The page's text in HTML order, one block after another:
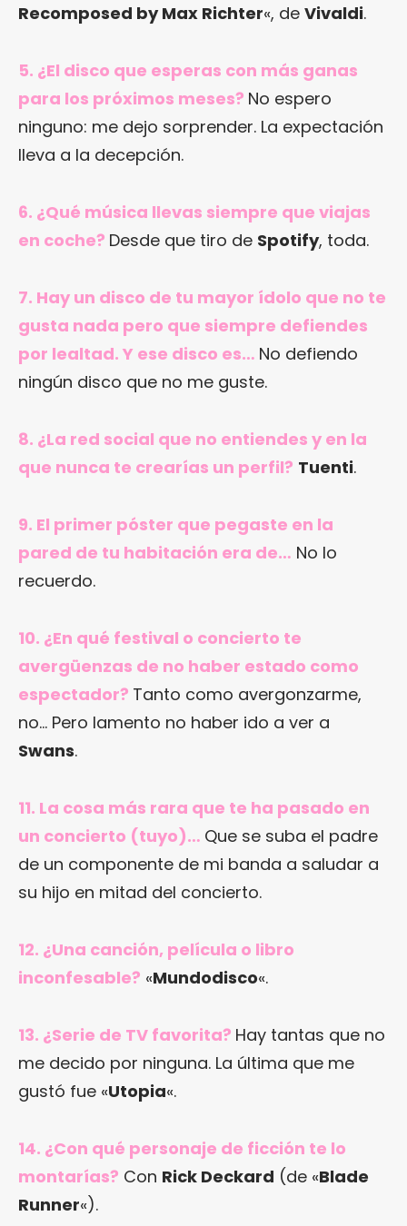
Recomposed by Max Richter«, de Vivaldi.
5. ¿El disco que esperas con más ganas
para los próximos meses? No espero
ninguno: me dejo sorprender. La expectación
lleva a la decepción.
6. ¿Qué música llevas siempre que viajas
en coche? Desde que tiro de Spotify, toda.
7. Hay un disco de tu mayor ídolo que no te
gusta nada pero que siempre defiendes
por lealtad. Y ese disco es… No defiendo
ningún disco que no me guste.
8. ¿La red social que no entiendes y en la
que nunca te crearías un perfil? Tuenti.
9. El primer póster que pegaste en la
pared de tu habitación era de… No lo
recuerdo.
10. ¿En qué festival o concierto te
avergüenzas de no haber estado como
espectador? Tanto como avergonzarme,
no… Pero lamento no haber ido a ver a
Swans.
11. La cosa más rara que te ha pasado en
un concierto (tuyo)… Que se suba el padre
de un componente de mi banda a saludar a
su hijo en mitad del concierto.
12. ¿Una canción, película o libro
inconfesable? «Mundodisco«.
13. ¿Serie de TV favorita? Hay tantas que no
me decido por ninguna. La última que me
gustó fue «Utopia«.
14. ¿Con qué personaje de ficción te lo
montarías? Con Rick Deckard (de «Blade
Runner«).